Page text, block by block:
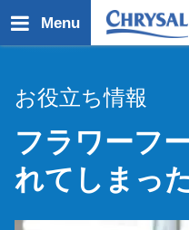
イ
Menu
お役立ち情報
フラワーフ
れてしまっ